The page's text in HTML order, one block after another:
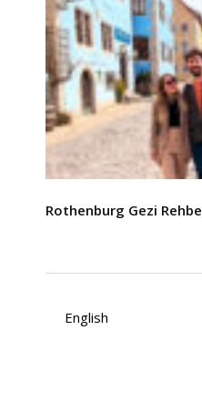
Rothenburg Gezi
English